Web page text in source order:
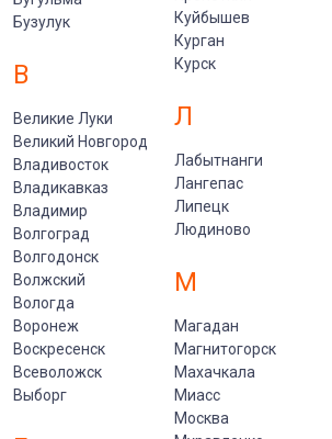
Бузулук
В
Великие Луки
Великий Новгород
Владивосток
Владикавказ
Владимир
Волгоград
Волгодонск
Волжский
Вологда
Воронеж
Воскресенск
Всеволожск
Выборг
Куйбышев
Курган
Курск
Л
Лабытнанги
Лангепас
Липецк
Людиново
М
Магадан
Магнитогорск
Махачкала
Миасс
Москва